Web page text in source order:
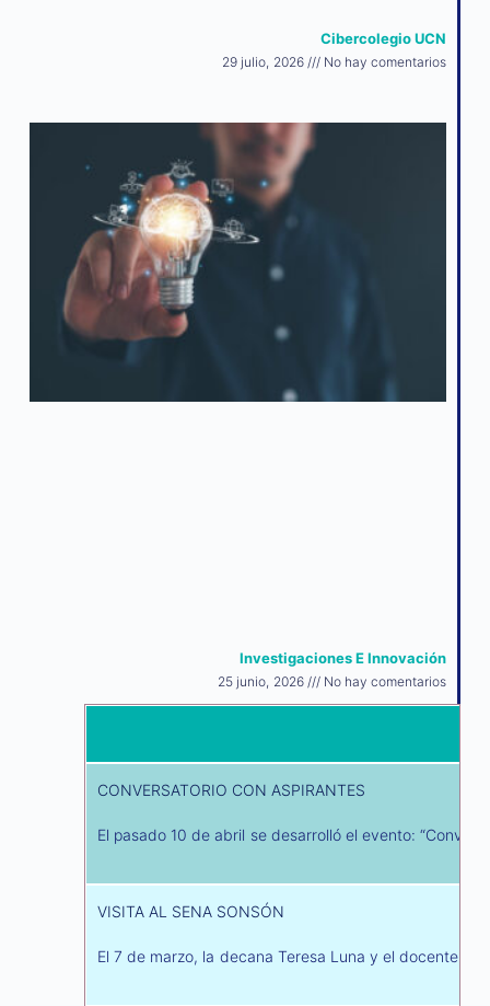
Cibercolegio UCN
29 julio, 2026 No hay comentarios
Investigaciones E Innovación
25 junio, 2026 No hay comentarios
CONVERSATORIO CON ASPIRANTES
El pasado 10 de abril se desarrolló el evento:
VISITA AL SENA SONSÓN
El 7 de marzo, la decana Teresa Luna y el docente